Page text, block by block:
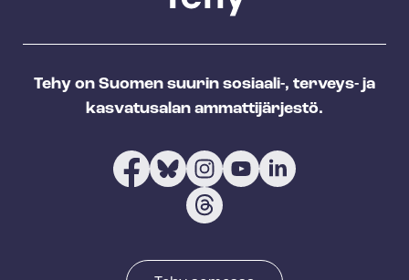
Tehy on Suomen suurin sosiaali-, terveys- ja
kasvatusalan ammattijärjestö.